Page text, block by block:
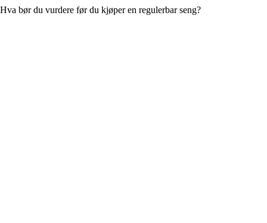
Hva bør du vurdere før du kjøper en regulerbar seng?